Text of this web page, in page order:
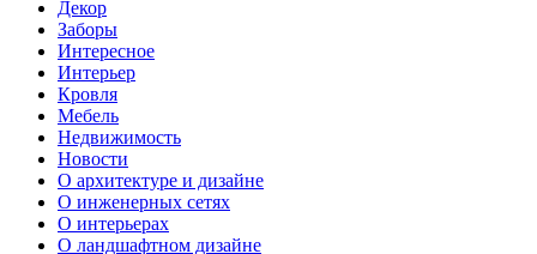
Декор
Заборы
Интересное
Интерьер
Кровля
Мебель
Недвижимость
Новости
О архитектуре и дизайне
О инженерных сетях
О интерьерах
О ландшафтном дизайне